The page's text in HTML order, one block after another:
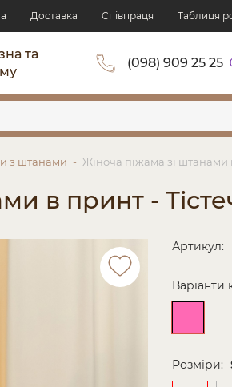
Доставка Cпівпраця Таблиця
та
(098) 909 25 25
з штанами Жіноча піжама зі штанами
в принт -
Артикул:
Варіанти
Розміри: